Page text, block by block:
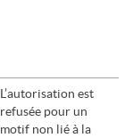
L’autorisation est
refusée pour un
motif non lié à la